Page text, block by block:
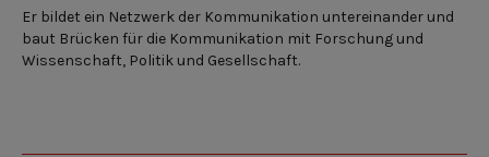
Er bildet ein Netzwerk der Kommunikation untereinander und
baut Brücken für die Kommunikation mit Forschung und
Wissenschaft, Politik und Gesellschaft.